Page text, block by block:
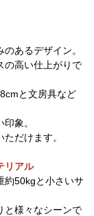
あるデザイン。
の高い仕上がりで
と文房具など
象。
だけます。
リアル
約50kgと小さいサ
と様々なシーンで